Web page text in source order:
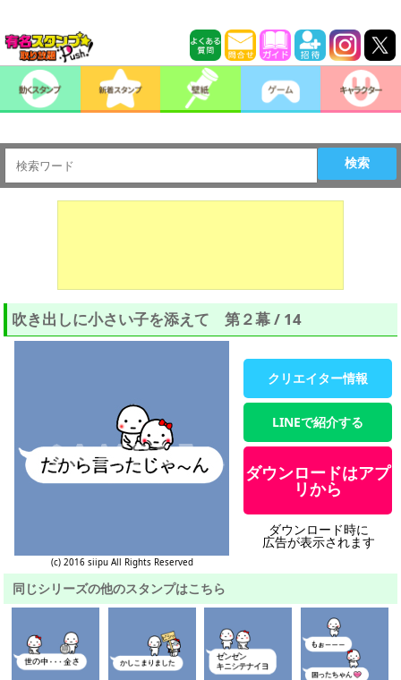
検索
吹き出しに小さい子を添えて 第２幕 / 14
(c) 2016 siipu All Rights Reserved
クリエイター情報
LINEで紹介する
ダウンロードはアプ
リから
ダウンロード時に
広告が表示されます
同じシリーズの他のスタンプはこちら